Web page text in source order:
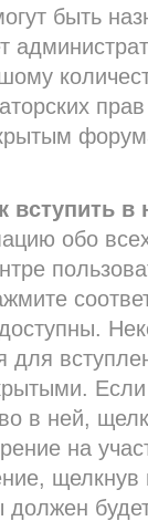
быть
вступить в
обо
для
Если
в ней,
на
должен